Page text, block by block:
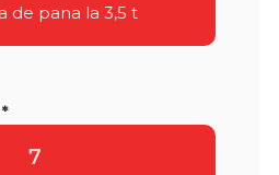
de pana la 3,5 t
7